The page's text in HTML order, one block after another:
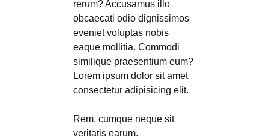
rerum? Accusamus illo
obcaecati odio dignissimos
eveniet voluptas nobis
eaque mollitia. Commodi
similique praesentium eum?
Lorem ipsum dolor sit amet
consectetur adipisicing elit.
Rem, cumque neque sit
veritatis earum,